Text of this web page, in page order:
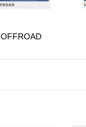
OFFROAD